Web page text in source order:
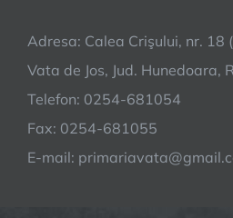
Adresa: Calea Crişului, nr. 18
Vata de Jos, Jud. Hunedoara,
Telefon: 0254-681054
Fax: 0254-681055
E-mail: